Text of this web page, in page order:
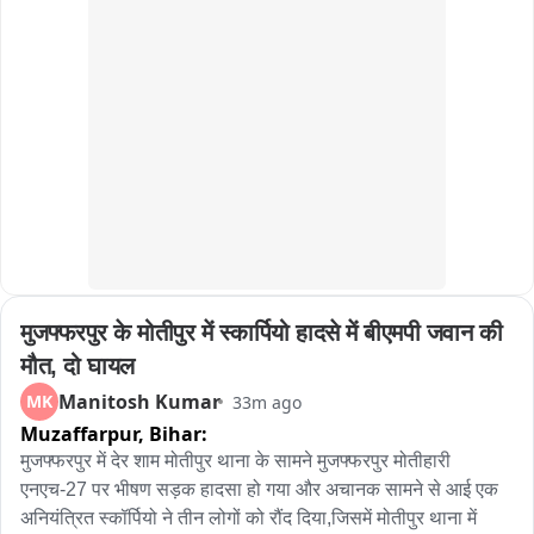
मुजफ्फरपुर के मोतीपुर में स्कार्पियो हादसे में बीएमपी जवान की
मौत, दो घायल
MK Manitosh Kumar 33m ago
Muzaffarpur, Bihar:
मुजफ्फरपुर में देर शाम मोतीपुर थाना के सामने मुजफ्फरपुर मोतीहारी
एनएच-27 पर भीषण सड़क हादसा हो गया और अचानक सामने से आई एक
अनियंत्रित स्कॉर्पियो ने तीन लोगों को रौंद दिया,जिसमें मोतीपुर थाना में